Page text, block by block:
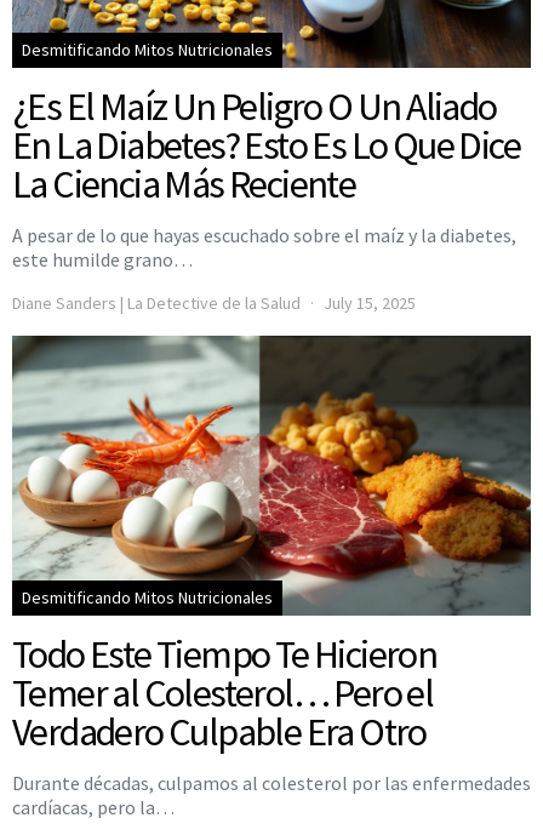
Desmitificando Mitos Nutricionales
¿Es El Maíz Un Peligro O Un Aliado
En La Diabetes? Esto Es Lo Que Dice
La Ciencia Más Reciente
A pesar de lo que hayas escuchado sobre el maíz y la diabetes,
este humilde grano…
Diane Sanders | La Detective de la Salud July 15, 2025
Desmitificando Mitos Nutricionales
Todo Este Tiempo Te Hicieron
Temer al Colesterol… Pero el
Verdadero Culpable Era Otro
Durante décadas, culpamos al colesterol por las enfermedades
cardíacas, pero la…